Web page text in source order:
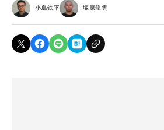
小島鉄平 塚原龍雲